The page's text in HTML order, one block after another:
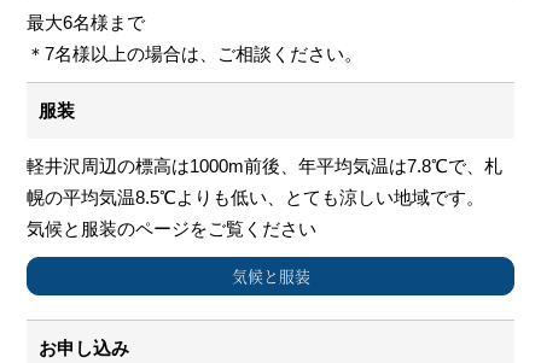
最大6名様まで
＊7名様以上の場合は、ご相談ください。
服装
軽井沢周辺の標高は1000m前後、年平均気温は7.8℃で、札
幌の平均気温8.5℃よりも低い、とても涼しい地域です。
気候と服装のページをご覧ください
気候と服装
お申し込み